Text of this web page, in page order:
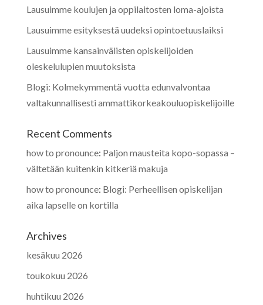
Lausuimme koulujen ja oppilaitosten loma-ajoista
Lausuimme esityksestä uudeksi opintoetuuslaiksi
Lausuimme kansainvälisten opiskelijoiden
oleskelulupien muutoksista
Blogi: Kolmekymmentä vuotta edunvalvontaa
valtakunnallisesti ammattikorkeakouluopiskelijoille
Recent Comments
how to pronounce: Paljon mausteita kopo-sopassa –
vältetään kuitenkin kitkeriä makuja
how to pronounce: Blogi: Perheellisen opiskelijan
aika lapselle on kortilla
Archives
kesäkuu 2026
toukokuu 2026
huhtikuu 2026